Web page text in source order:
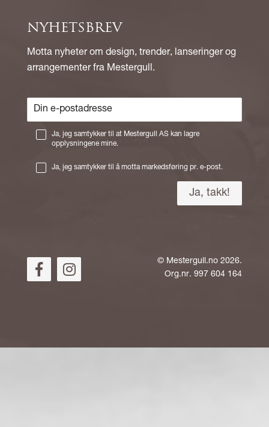
NYHETSBREV
Motta nyheter om design, trender, lanseringer og
arrangementer fra Mestergull.
Ja, jeg samtykker til at Mestergull AS kan lagre
opplysningene mine.
Ja, jeg samtykker til å motta markedsføring pr. e-post.
© Mestergull.no 2026.
Org.nr. 997 604 164